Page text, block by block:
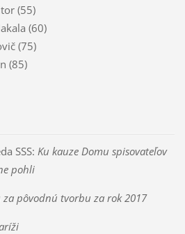
(55)
(60)
(75)
(85)
SSS: Ku kauze Domu spisovateľov
pohli
pôvodnú tvorbu za rok 2017